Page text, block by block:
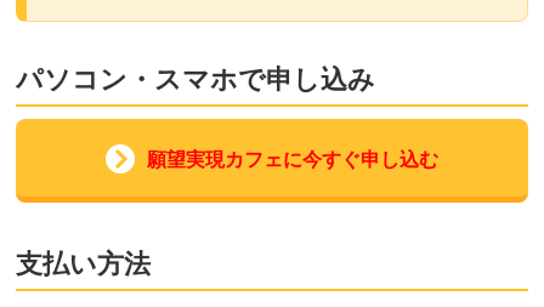
パソコン・スマホで申し込み
願望実現カフェに今すぐ申し込む
支払い方法